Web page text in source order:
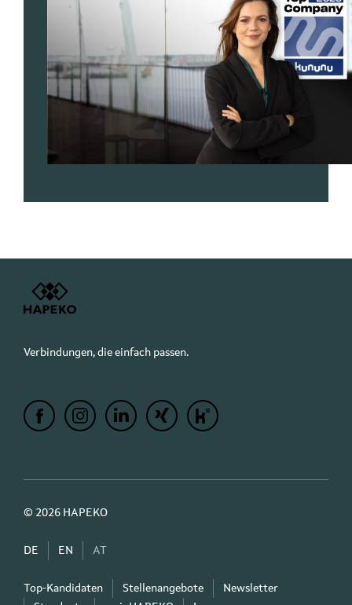
Verbindungen, die einfach passen.
© 2026 HAPEKO
DE EN AT
Top-Kandidaten Stellenangebote
Newsletter